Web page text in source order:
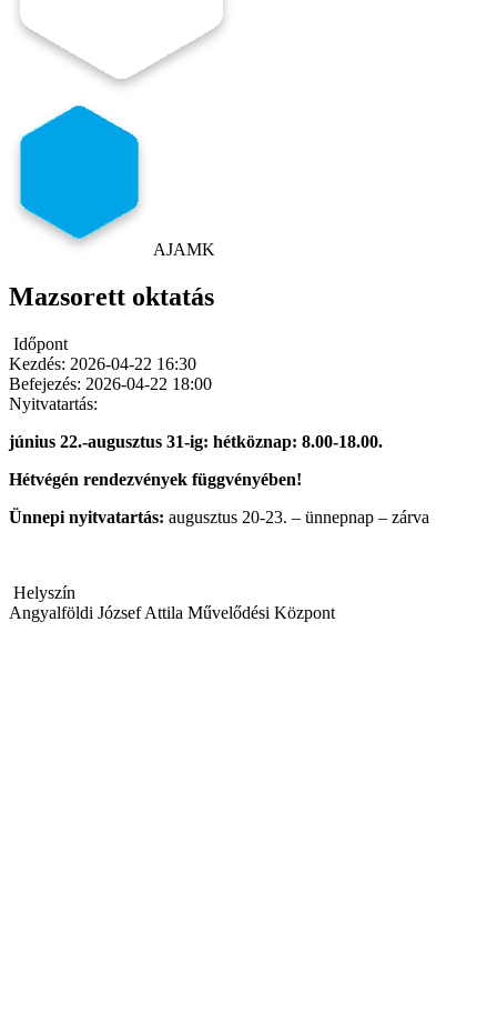
AJAMK
Mazsorett oktatás
Időpont
Kezdés: 2026-04-22 16:30
Befejezés: 2026-04-22 18:00
Nyitvatartás:
június 22.-augusztus 31-ig: hétköznap: 8.00-18.00.
Hétvégén rendezvények függvényében!
Ünnepi nyitvatartás: augusztus 20-23. – ünnepnap – zárva
Helyszín
Angyalföldi József Attila Művelődési Központ